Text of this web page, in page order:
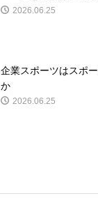
2026.06.25
企業スポーツはスポ
か
2026.06.25